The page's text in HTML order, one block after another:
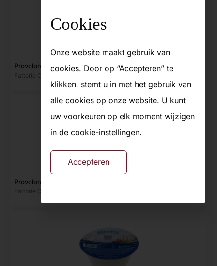
Provolone fiaschetto affumicata (gerookt)
Fattorie Cremona Gekoeld
Provolone piccante/gerijpt Sigillo rosso 1/2 1,2kg
Fattorie Cremona
Cookies
Onze website maakt gebruik van
cookies. Door op “Accepteren” te
klikken, stemt u in met het gebruik van
alle cookies op onze website. U kunt
uw voorkeuren op elk moment wijzigen
in de cookie-instellingen.
Accepteren